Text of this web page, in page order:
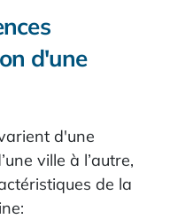
d'une
d'une
ville à l’autre,
de la